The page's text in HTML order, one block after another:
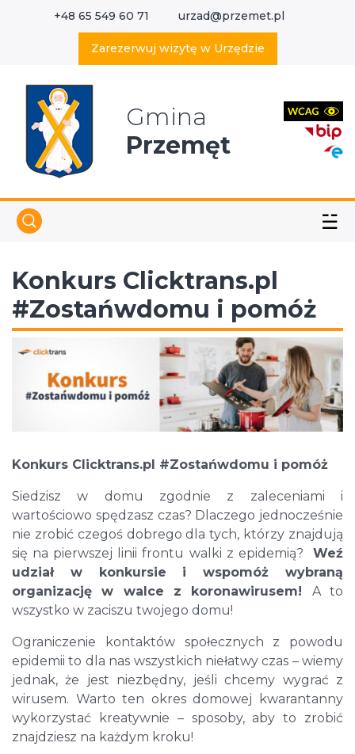
+48 65 549 60 71 urzad@przemet.pl
Zarezerwuj wizytę w Urzędzie
Gmina
Przemęt
☱
Konkurs Clicktrans.pl
#Zostańwdomu i pomóż
Konkurs Clicktrans.pl #Zostańwdomu i pomóż
Siedzisz w domu zgodnie z zaleceniami i
wartościowo spędzasz czas? Dlaczego jednocześnie
nie zrobić czegoś dobrego dla tych, którzy znajdują
się na pierwszej linii frontu walki z epidemią? Weź
udział w konkursie i wspomóż wybraną
organizację w walce z koronawirusem! A to
wszystko w zaciszu twojego domu!
Ograniczenie kontaktów społecznych z powodu
epidemii to dla nas wszystkich niełatwy czas – wiemy
jednak, że jest niezbędny, jeśli chcemy wygrać z
wirusem. Warto ten okres domowej kwarantanny
wykorzystać kreatywnie – sposoby, aby to zrobić
znajdziesz na każdym kroku!
Wyszukaj w serwisie